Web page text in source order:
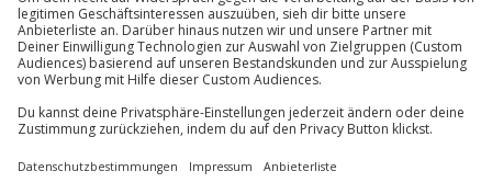
Mo-Fr: 8-20 Uhr | Sa: 10-16 Uhr
Du möchtest als Firma bestellen?